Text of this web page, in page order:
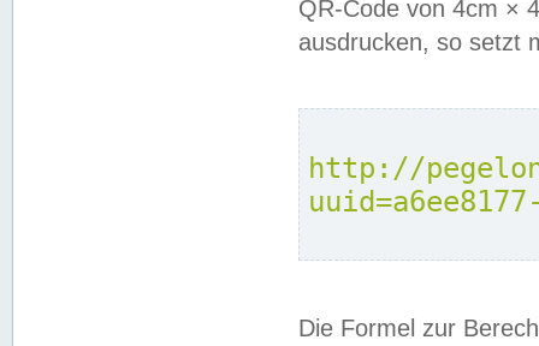
QR-Code von 4cm ×
ausdrucken, so setzt
http://
Die Formel zur